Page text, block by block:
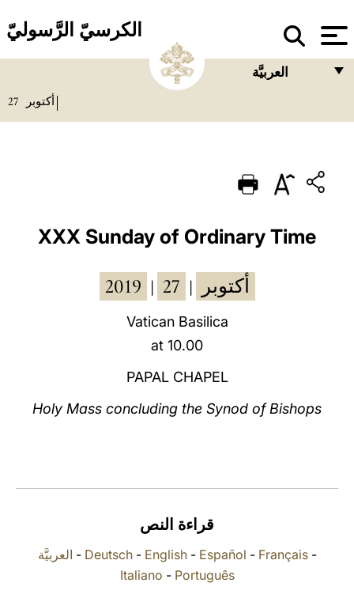
الكرسيّ الرَّسوليّ
العربيَّة
PORTUGUÊS
ESPAÑOL
أكتوبر 27
XXX Sunday of Ordinary Time
2019 أكتوبر 27
Vatican Basilica
at 10.00
PAPAL CHAPEL
Holy Mass concluding the Synod of Bishops
قراءة النص
العربيَّة - Deutsch- English- Español - Français-
Italiano - Português